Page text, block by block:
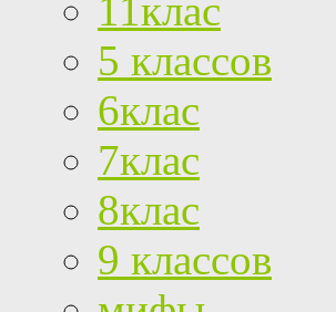
11клас
5 классов
6клас
7клас
8клас
9 классов